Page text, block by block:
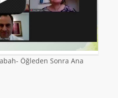
Öğleden Sonra Ana